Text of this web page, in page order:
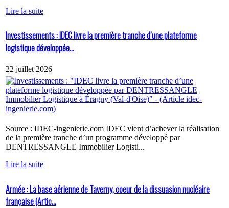
Lire la suite
Investissements : IDEC livre la première tranche d’une plateforme
logistique développée...
22 juillet 2026
Source : IDEC-ingenierie.com IDEC vient d’achever la réalisation
de la première tranche d’un programme développé par
DENTRESSANGLE Immobilier Logisti...
Lire la suite
Armée : La base aérienne de Taverny, coeur de la dissuasion nucléaire
française (Artic...